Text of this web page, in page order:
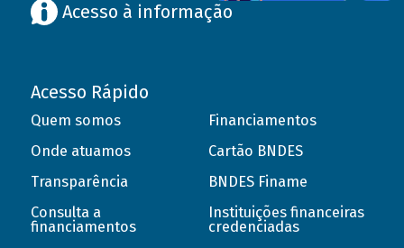
Acesso à informação
Acesso Rápido
Quem somos
Onde atuamos
Transparência
Consulta a
financiamentos
Financiamentos
Cartão BNDES
BNDES Finame
Instituições financeiras
credenciadas